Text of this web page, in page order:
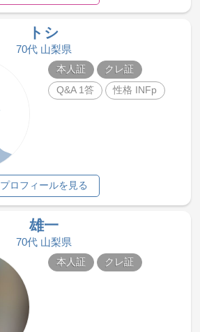
トシ
70代 山梨県
本人証
クレ証
Q&A 1答
性格 INFp
プロフィールを見る
雄一
70代 山梨県
本人証 クレ証